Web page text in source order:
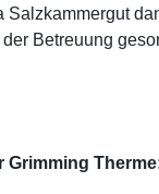
Salzkammergut
Betreuung
Grimming